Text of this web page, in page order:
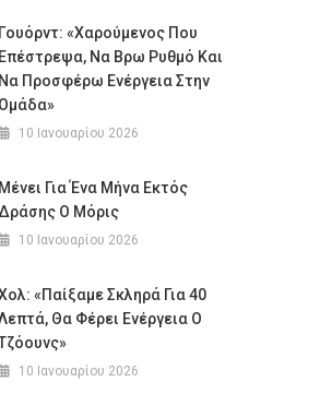
Γουόρντ: «Χαρούμενος Που
Επέστρεψα, Να Βρω Ρυθμό Και
Να Προσφέρω Ενέργεια Στην
Ομάδα»
10 Ιανουαρίου 2026
Μένει Για Ένα Μήνα Εκτός
Δράσης Ο Μόρις
10 Ιανουαρίου 2026
«Παίξαμε Σκληρά Για 40
Θα Φέρει Ενέργεια Ο
10 Ιανουαρίου 2026